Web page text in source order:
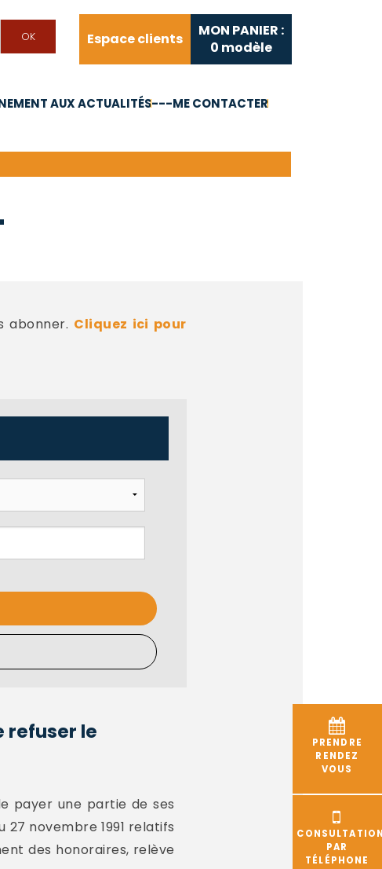
Espace clients
MON PANIER :
0 modèle
AUX ACTUALITÉS---ME CONTACTER
PRENDRE
RENDEZ
VOUS
PAR
TÉLÉPHONE
abonner. Cliquez ici pour
refuser le
payer une partie de ses
27 novembre 1991 relatifs
des honoraires, relève